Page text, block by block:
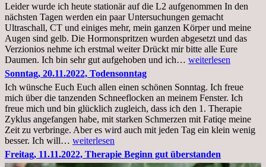
Leider wurde ich heute stationär auf die L2 aufgenommen In den
nächsten Tagen werden ein paar Untersuchungen gemacht
Ultraschall, CT und einiges mehr, mein ganzen Körper und meine
Augen sind gelb. Die Hormonspritzen wurden abgesetzt und das
Verzionios nehme ich erstmal weiter Drückt mir bitte alle Eure
Daumen. Ich bin sehr gut aufgehoben und ich… Mittwoch.
Krankenhaus
stationär
weiterlesen
Sonntag, 20.11.2022, Todensonntag
Ich wünsche Euch Euch allen einen schönen Sonntag. Ich freue
mich über die tanzenden Schneeflocken an meinem Fenster. Ich
freue mich und bin glücklich zugleich, dass ich den 1. Therapie
Zyklus angefangen habe, mit starken Schmerzen mit Fatiqe meine
Zeit zu verbringe. Aber es wird auch mit jeden Tag ein klein wenig
besser. Ich will… Sonntag,
20.11.2022,
Todensonntag
weiterlesen
Freitag, 11.11.2022, Therapie Beginn gut überstanden